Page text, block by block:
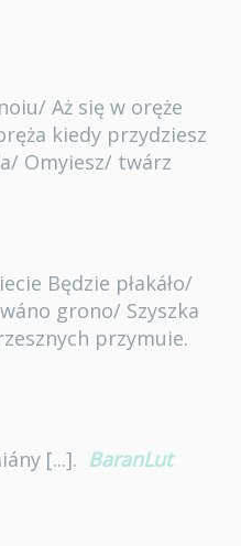
Aż się w oręże
kiedy przydziesz
Omyiesz/ twárz
Będzie płakáło/
grono/ Szyszka
przymuie.
[...]. BaranLut